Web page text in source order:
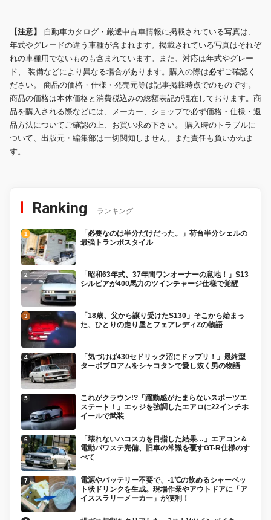
【注意】 自動車カタログ・厳選中古車情報に掲載されている写真は、
年式やグレードの違う車種が含まれます。掲載されている写真はそれぞ
れの車種用でないものも含まれています。また、対応は年式やグレー
ド、 装備などにより異なる場合があります。購入の際は必ずご確認く
ださい。 商品の価格・仕様・発売元等は記事掲載時点でのものです。
商品の価格は本体価格と消費税込みの総額表記が混在しております。商
品を購入される際などには、メーカー、ショップで必ず価格・仕様・返
品方法についてご確認の上、お買い求め下さい。 購入時のトラブルに
ついて、出版元・編集部は一切関知しません。また責任も負いかねま
す。
Ranking ランキング
「必要なのは半分だけだった。」荷台半分シェルの
最強トランポスタイル
「昭和63年式、37年間ワンオーナーの意地！」S13
シルビアが400馬力のツインチャージ仕様で覚醒
「18歳、父から譲り受けたS130」そこから始まっ
た、ひとりの走り屋とフェアレディZの物語
「気づけば430セドリック沼にドップリ！」最終型
ターボブロアムをシャコタンで愛し抜く男の物語
これがクラウン!?「躍動感がたまらないスポーツエ
ステート！」エッジを強調したエアロに22インチホ
イールで武装
「壊れないハコスカを目指した結果…」エアコン＆
電動パワステ完備、旧車の常識を覆すGT-R仕様のす
べて
電源やバッテリー不要で、-1℃の飲めるシャーベッ
ト状ドリンクを生成。現場作業やアウトドアに「ア
イススラリーメーカー」が便利！